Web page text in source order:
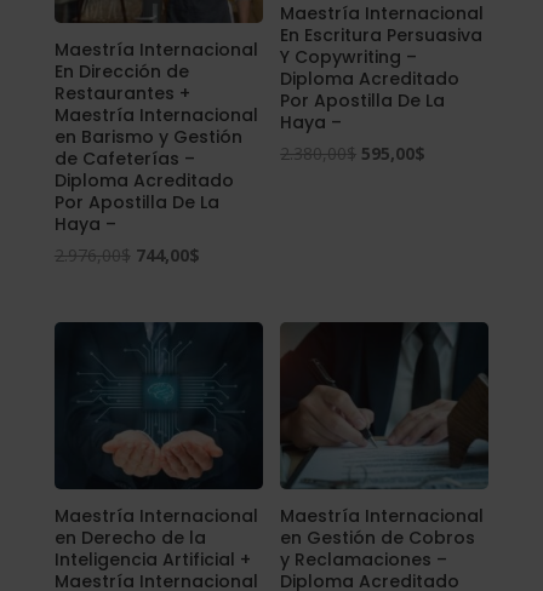
Maestría Internacional
En Dirección de
Restaurantes +
Maestría Internacional
en Barismo y Gestión
de Cafeterías –
Diploma Acreditado
Por Apostilla De La
Haya –
2.976,00$ El
original
era:
2.976,00$.
744,00$El
actual
744,00$.
Maestría Internacional
En Escritura Persuasiva
Y Copywriting –
Diploma Acreditado
Por Apostilla De La
Haya –
2.380,00$ El
595,00$
Maestría Internacional
en Derecho de la
Inteligencia Artificial +
Maestría Internacional
Maestría Internacional
en Gestión de Cobros
y Reclamaciones –
Diploma Acreditado